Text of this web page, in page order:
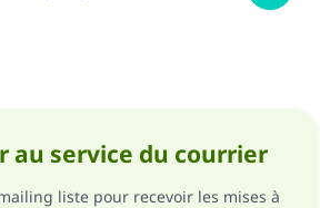
au service du courrier
liste pour recevoir les mises à